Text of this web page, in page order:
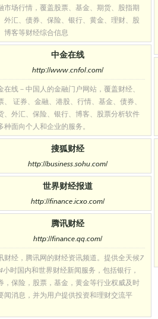
市场行情，覆盖股票、基金、期货、股指期
外汇、债券、保险、银行、黄金、理财、股
博客等财经综合信息
中金在线
http://www.cnfol.com/
在线－中国人的金融门户网站，覆盖财经、
、 证券、金融、港股、行情、基金、债券、
、外汇、保险、银行、博客、股票分析软件
种面向个人和企业的服务。
搜狐财经
http://business.sohu.com/
世界财经报道
http://finance.icxo.com/
腾讯财经
http://finance.qq.com/
财经，腾讯网的财经资讯频道。提供全天候7
小时国内和世界财经新闻服务，包括银行，
，保险，股票，基金，黄金等行业权威及时
闻消息，并为用户提供投资和理财交流平